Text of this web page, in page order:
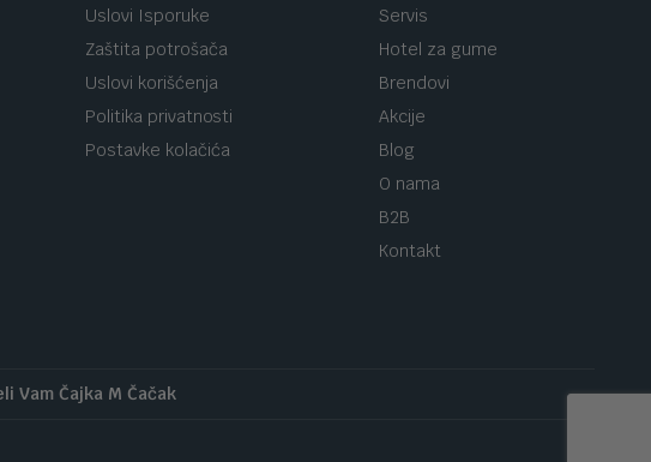
Uslovi Isporuke
Zaštita potrošača
Uslovi korišćenja
Politika privatnosti
Postavke kolačića
Servis
Hotel za gume
Brendovi
Akcije
Blog
O nama
B2B
Kontakt
Vam Čajka M Čačak